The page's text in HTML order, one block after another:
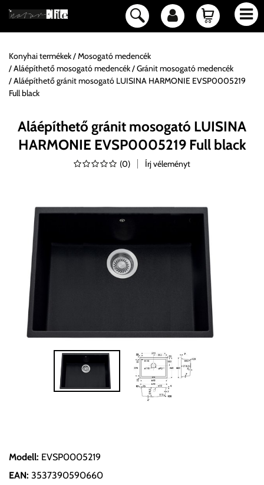
Konyhai termékek
Mosogató medencék
Aláépíthető mosogató medencék
Gránit mosogató medencék
Aláépíthető gránit mosogató LUISINA HARMONIE EVSP0005219
Full black
Aláépíthető gránit mosogató LUISINA
HARMONIE EVSP0005219 Full black
(0) Írj véleményt
Modell: EVSP0005219
EAN: 3537390590660